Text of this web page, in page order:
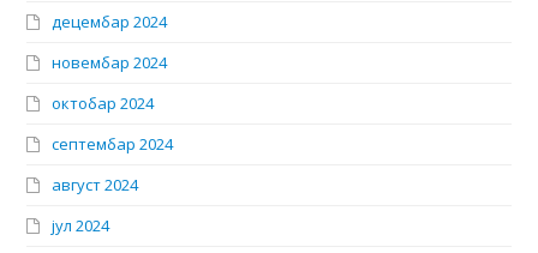
децембар 2024
новембар 2024
октобар 2024
септембар 2024
август 2024
јул 2024